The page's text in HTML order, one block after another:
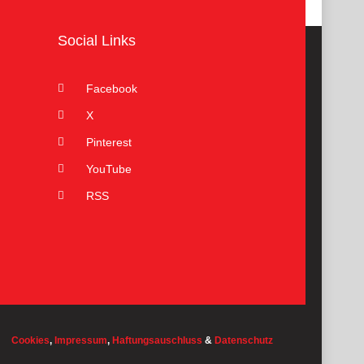
Social Links
Facebook
X
Pinterest
YouTube
RSS
Cookies, Impressum, Haftungsauschluss & Datenschutz